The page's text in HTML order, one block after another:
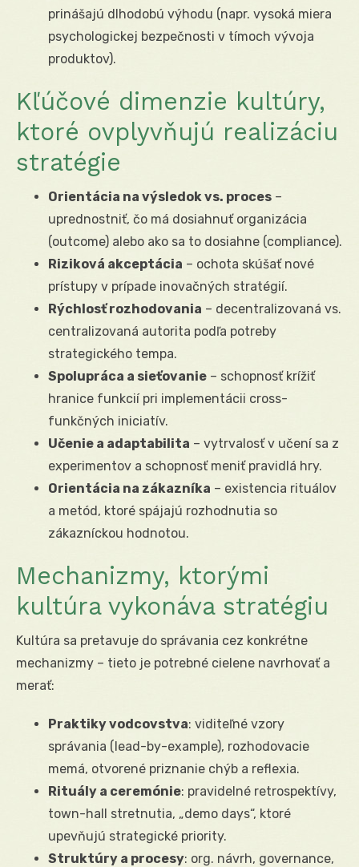
prinášajú dlhodobú výhodu (napr. vysoká miera
psychologickej bezpečnosti v tímoch vývoja
produktov).
Kľúčové dimenzie kultúry,
ktoré ovplyvňujú realizáciu
stratégie
Orientácia na výsledok vs. proces –
uprednostniť, čo má dosiahnuť organizácia
(outcome) alebo ako sa to dosiahne (compliance).
Riziková akceptácia – ochota skúšať nové
prístupy v prípade inovačných stratégií.
Rýchlosť rozhodovania – decentralizovaná vs.
centralizovaná autorita podľa potreby
strategického tempa.
Spolupráca a sieťovanie – schopnosť krížiť
hranice funkcií pri implementácii cross-
funkčných iniciatív.
Učenie a adaptabilita – vytrvalosť v učení sa z
experimentov a schopnosť meniť pravidlá hry.
Orientácia na zákazníka – existencia rituálov
a metód, ktoré spájajú rozhodnutia so
zákazníckou hodnotou.
Mechanizmy, ktorými
kultúra vykonáva stratégiu
Kultúra sa pretavuje do správania cez konkrétne
mechanizmy – tieto je potrebné cielene navrhovať a
merať:
Praktiky vodcovstva: viditeľné vzory
správania (lead-by-example), rozhodovacie
memá, otvorené priznanie chýb a reflexia.
Rituály a ceremónie: pravidelné retrospektívy,
town-hall stretnutia, „demo days“, ktoré
upevňujú strategické priority.
Struktúry a procesy: org. návrh, governance,